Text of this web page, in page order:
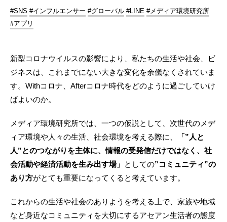
#SNS #インフルエンサー #グローバル #LINE #メディア環境研究所
#アプリ
新型コロナウイルスの影響により、私たちの生活や社会、ビ
ジネスは、これまでにない大きな変化を余儀なくされていま
す。Withコロナ、Afterコロナ時代をどのように過ごしていけ
ばよいのか。
メディア環境研究所では、一つの仮説として、次世代のメデ
ィア環境や人々の生活、社会環境を考える際に、
「”人と
人”とのつながりを主体に、情報の受発信だけではなく、社
会活動や経済活動を生み出す場」 としての”コミュニティ”の
あり方がとても重要になってくると考えています。
これからの生活や社会のありようを考える上で、家族や地域
など身近なコミュニティを大切にするアセアン生活者の態度